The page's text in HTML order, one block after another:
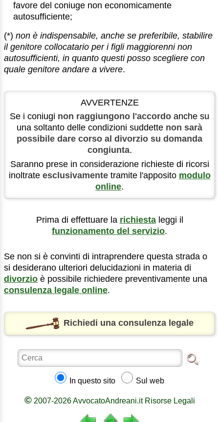
favore del coniuge non economicamente
autosufficiente;
(*) non è indispensabile, anche se preferibile, stabilire
il genitore collocatario per i figli maggiorenni non
autosufficienti, in quanto questi posso scegliere con
quale genitore andare a vivere.
AVVERTENZE
Se i coniugi non raggiungono l'accordo anche su
una soltanto delle condizioni suddette non sarà
possibile dare corso al divorzio su domanda
congiunta.
Saranno prese in considerazione richieste di ricorsi
inoltrate esclusivamentetramite l'apposito modulo
online.
Prima di effettuare la richiestaleggi il
funzionamento del servizio.
Se non si è convinti di intraprendere questa strada o
si desiderano ulteriori delucidazioni in materia di
divorzio è possibile richiedere preventivamente una
consulenza legale online.
Richiedi una consulenza legale
In questo sito Sul web
©2007-2026 AvvocatoAndreani.it Risorse Legali